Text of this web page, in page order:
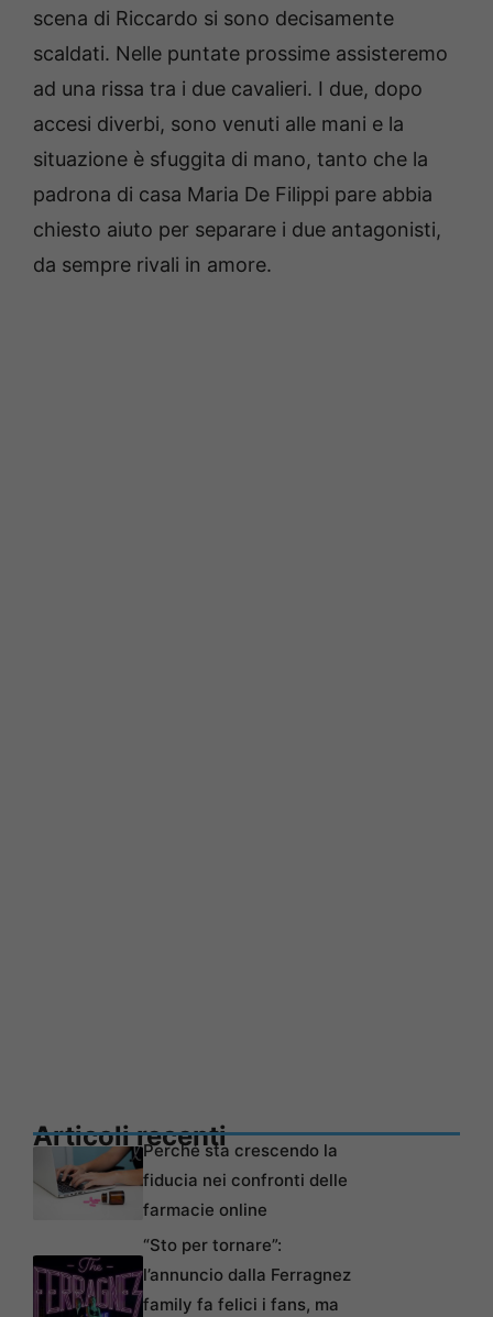
scena di Riccardo si sono decisamente
scaldati. Nelle puntate prossime assisteremo
ad una rissa tra i due cavalieri. I due, dopo
accesi diverbi, sono venuti alle mani e la
situazione è sfuggita di mano, tanto che la
padrona di casa Maria De Filippi pare abbia
chiesto aiuto per separare i due antagonisti,
da sempre rivali in amore.
Articoli recentiPerché sta crescendo la
fiducia nei confronti delle
farmacie online
“Sto per tornare”:
l’annuncio dalla Ferragnez
family fa felici i fans, ma